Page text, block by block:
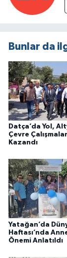
Bunlar da
Datça’da Yol,
Çevre
Kazandı
Yatağan’da
Haftası’nda
Önemi Anlatıldı